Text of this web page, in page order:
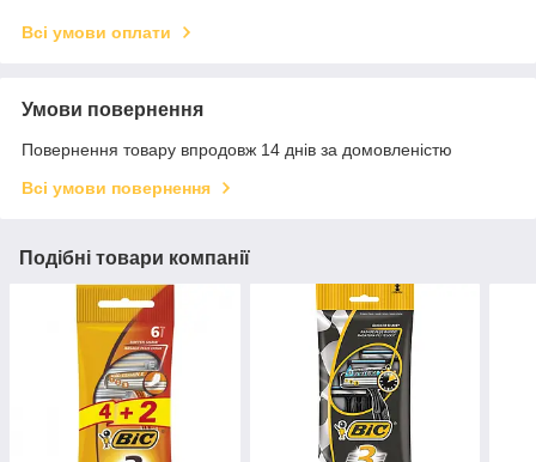
Всі умови оплати
Умови повернення
Повернення товару впродовж 14 днів за домовленістю
Всі умови повернення
Подібні товари компанії